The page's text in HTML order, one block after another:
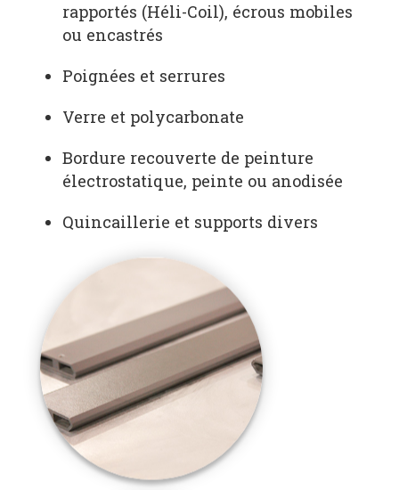
rapportés (Héli-Coil), écrous mobiles
ou encastrés
Poignées et serrures
Verre et polycarbonate
Bordure recouverte de peinture
électrostatique, peinte ou anodisée
Quincaillerie et supports divers